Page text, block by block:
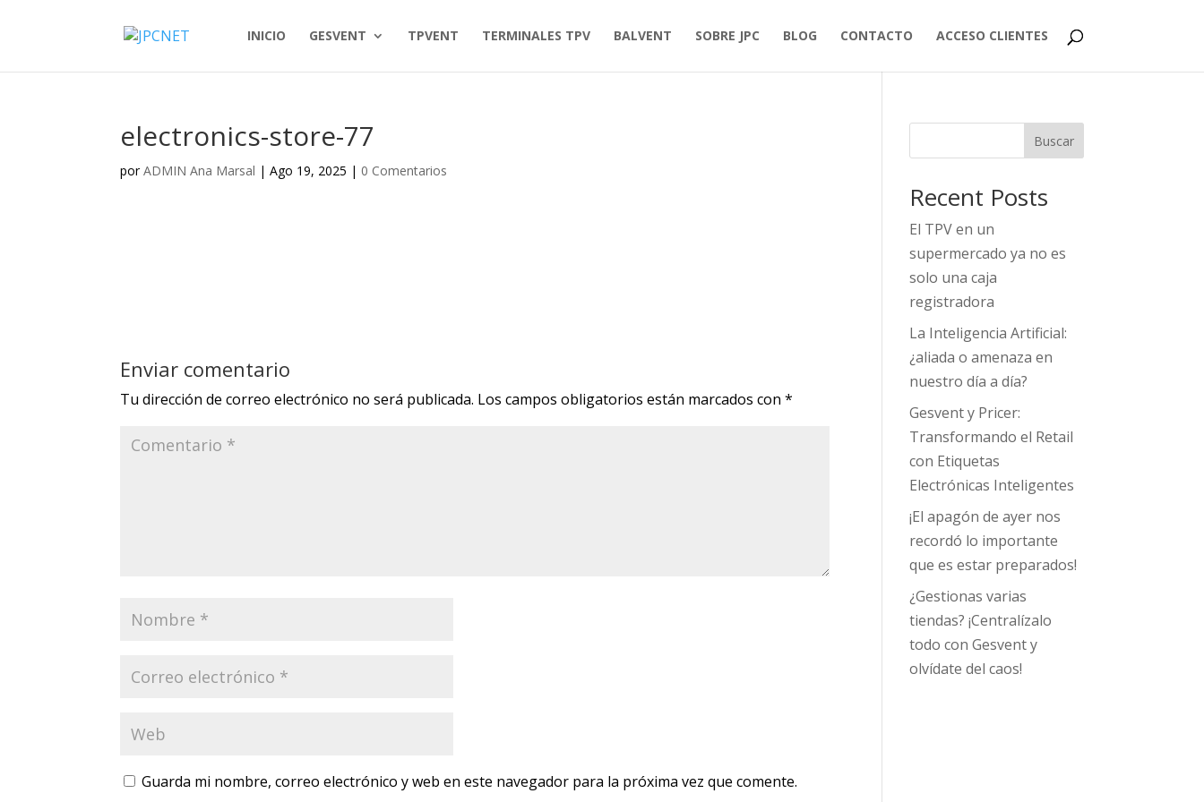
INICIO GESVENT TPVENT TERMINALES TPV BALVENT SOBRE JPC BLOG CONTACTO ACCESO CLIENTES
electronics-store-77
porADMIN Ana Marsal |Ago 19, 2025 | 0 Comentarios
Enviar comentario
Tu dirección de correo electrónico no será publicada. Los campos obligatorios están marcados con*
Guarda mi nombre, correo electrónico y web en este navegador para la próxima vez que comente.
Buscar
Recent Posts
El TPV en un
supermercado ya no es
solo una caja
registradora
La Inteligencia Artificial:
¿aliada o amenaza en
nuestro día a día?
Gesvent y Pricer:
Transformando el Retail
con Etiquetas
Electrónicas Inteligentes
¡El apagón de ayer nos
recordó lo importante
que es estar preparados!
¿Gestionas varias
tiendas? ¡Centralízalo
todo con Gesvent y
olvídate del caos!